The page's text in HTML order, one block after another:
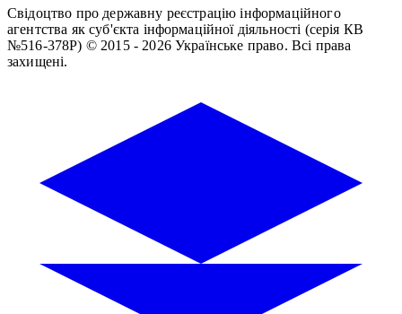
Свідоцтво про державну реєстрацію інформаційного
агентства як суб'єкта інформаційної діяльності (серія КВ
№516-378Р) © 2015 - 2026 Українське право. Всі права
захищені.